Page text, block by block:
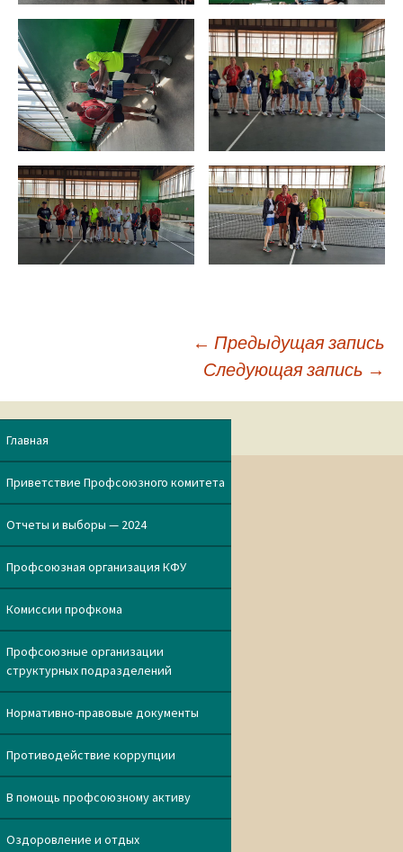
Навигация
по
записям
← Предыдущая запись
Следующая запись →
Главная
Приветствие Профсоюзного комитета
Отчеты и выборы — 2024
Профсоюзная организация КФУ
Комиссии профкома
Профсоюзные организации
структурных подразделений
Нормативно-правовые документы
Противодействие коррупции
В помощь профсоюзному активу
Оздоровление и отдых